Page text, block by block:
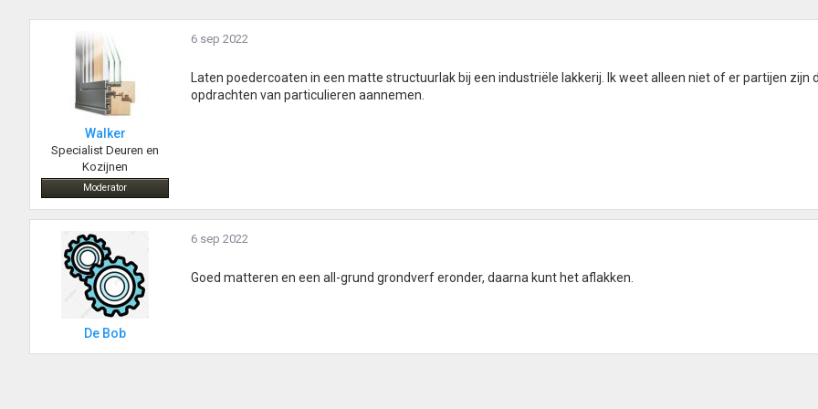
Walker
Specialist Deuren en
Kozijnen
Moderator
6 sep 2022
Laten poedercoaten in een matte structuurlak bij een industriële lakkerij. Ik weet alleen niet of er partijen zijn
opdrachten van particulieren aannemen.
De Bob
6 sep 2022
Goed matteren en een all-grund grondverf eronder, daarna kunt het aflakken.